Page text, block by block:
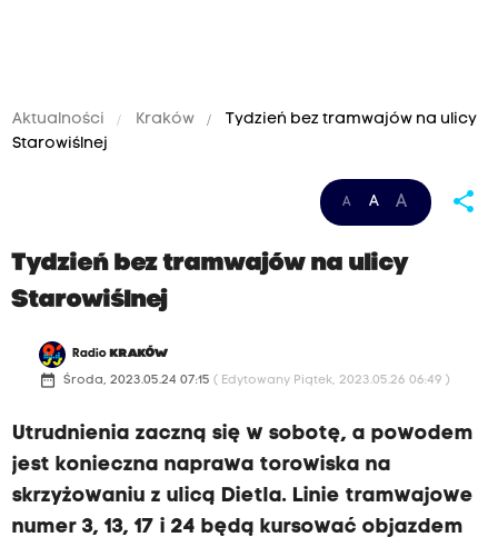
Aktualności Kraków
Tydzień bez tramwajów na ulicy
Starowiślnej
A A A share
Tydzień bez tramwajów na ulicy
Starowiślnej
Radio KRAKÓW
date_range Środa, 2023.05.24 07:15 ( Edytowany Piątek, 2023.05.26 06:49 )
Utrudnienia zaczną się w sobotę, a powodem
jest konieczna naprawa torowiska na
skrzyżowaniu z ulicą Dietla. Linie tramwajowe
numer 3, 13, 17 i 24 będą kursować objazdem